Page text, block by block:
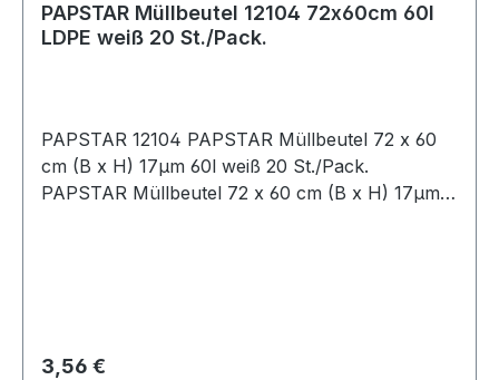
PAPSTAR Müllbeutel 12104 72x60cm 60l
LDPE weiß 20 St./Pack.
PAPSTAR 12104 PAPSTAR Müllbeutel 72 x 60
cm (B x H) 17µm 60l weiß 20 St./Pack.
PAPSTAR Müllbeutel 72 x 60 cm (B x H) 17µm
Regulärer Preis:
3,56 €